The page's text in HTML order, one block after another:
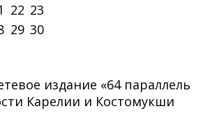
22 23
29 30
издание «64 параллель
Карелии и Костомукши